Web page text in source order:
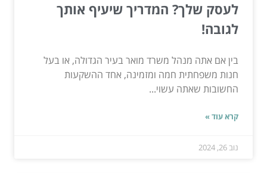
לעסק שלך? המדריך שיעיף אותך
לגובה!
בין אם אתה מנהל משרד מואר בעיר הגדולה, או בעל
חנות משפחתית חמה ומזמינה, אחד ההשקעות
החשובות שאתה עשוי...
קרא עוד »
נוב 26, 2024